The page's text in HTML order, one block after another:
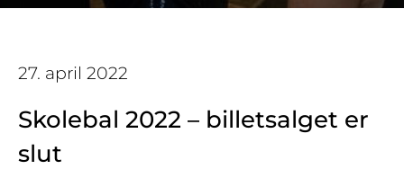
27. april 2022
Skolebal 2022 – billetsalget er
slut